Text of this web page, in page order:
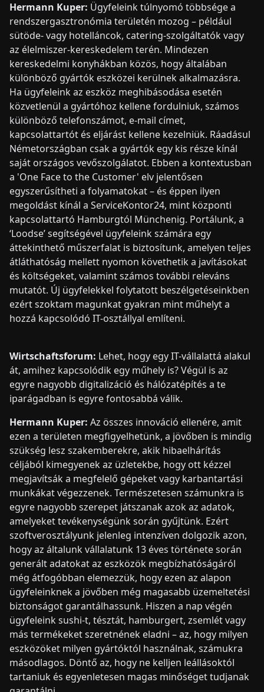
Hermann Kuper: Ügyfeleink túlnyomó többsége a
rendszergasztronómia területén mozog – például
sütöde- vagy hotelláncok, catering-szolgáltatók vagy
az élelmiszer-kereskedelem terén. Mindezen
kereskedelmi konyhákban közös, hogy általában
különböző gyártók eszközei kerülnek alkalmazásra.
Ha ügyfeleink az eszköz meghibásodása esetén
közvetlenül a gyártóhoz kellene fordulniuk, számos
különböző telefonszámot, e-mail címet,
kapcsolattartót és eljárást kellene kezelniük. Ráadásul
Németországban csak a gyártók egy kis része kínál
saját országos vevőszolgálatot. Ebben a kontextusban
a 'One Face to the Customer' elv jelentősen
egyszerűsítheti a folyamatokat – és éppen ilyen
megoldást kínál a ServiceKontor24, mint központi
kapcsolattartó Hamburgtól Münchenig. Portálunk, a
‘Loodse’ segítségével ügyfeleink számára egy
áttekinthető műszerfalat is biztosítunk, amelyen teljes
átláthatóság mellett nyomon követhetik a javításokat
és költségeket, valamint számos további releváns
mutatót. Új ügyfelekkel folytatott beszélgetéseinkben
ezért szoktam magunkat gyakran mint műhelyt a
hozzá kapcsolódó IT-osztállyal említeni.
Wirtschaftsforum: Lehet, hogy egy IT-vállalattá alakul
át, amihez kapcsolódik egy műhely is? Végül is az
egyre nagyobb digitalizáció és hálózatépítés a te
iparágadban is egyre fontosabbá válik.
Hermann Kuper: Az összes innováció ellenére, amit
ezen a területen megfigyelhetünk, a jövőben is mindig
szükség lesz szakemberekre, akik hibaelhárítás
céljából kimegyenek az üzletekbe, hogy ott kézzel
megjavítsák a megfelelő gépeket vagy karbantartási
munkákat végezzenek. Természetesen számunkra is
egyre nagyobb szerepet játszanak azok az adatok,
amelyeket tevékenységünk során gyűjtünk. Ezért
szoftverosztályunk jelenleg intenzíven dolgozik azon,
hogy az általunk vállalatunk 13 éves története során
generált adatokat az eszközök megbízhatóságáról
még átfogóbban elemezzük, hogy ezen az alapon
ügyfeleinknek a jövőben még magasabb üzemeltetési
biztonságot garantálhassunk. Hiszen a nap végén
ügyfeleink sushi-t, tésztát, hamburgert, zsemlét vagy
más termékeket szeretnének eladni – az, hogy milyen
eszközöket milyen gyártóktól használnak, számukra
másodlagos. Döntő az, hogy ne kelljen leállásoktól
tartaniuk és egyenletesen magas minőséget tudjanak